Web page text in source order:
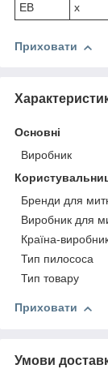
EB
x
Приховати
Основні
Виробник
Бренди для
Виробник для
Країна-
Тип пилососа
Тип товару
Приховати
Умови